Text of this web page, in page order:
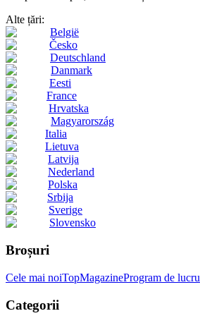
Alte țări:
België
Česko
Deutschland
Danmark
Eesti
France
Hrvatska
Magyarország
Italia
Lietuva
Latvija
Nederland
Polska
Srbija
Sverige
Slovensko
Broșuri
Cele mai noiTopMagazineProgram de lucru
Categorii